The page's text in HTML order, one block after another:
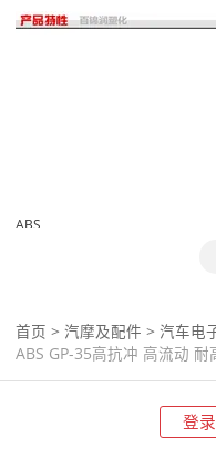
ABS
首页 > 汽摩及配件 > 汽车电
ABS GP-35高抗冲 高流动 耐
登录